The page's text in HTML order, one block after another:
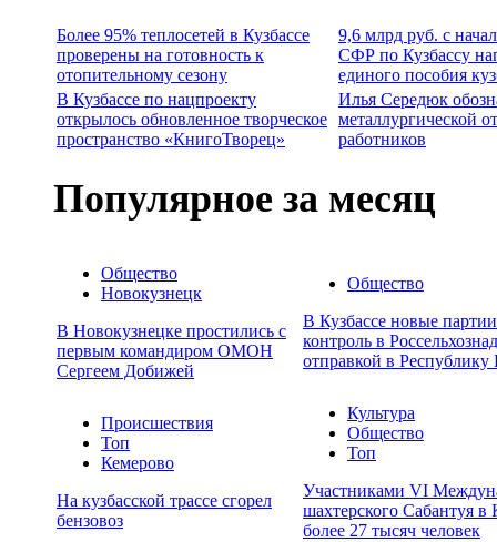
Более 95% теплосетей в Кузбассе
проверены на готовность к
отопительному сезону
9,6 млрд руб. с
СФР по Кузбассу
единого пособия
В Кузбассе по нацпроекту
открылось обновленное творческое
пространство «КнигоТворец»
Илья Середюк
металлургической
работников
Популярное за месяц
Общество
Новокузнецк
В Новокузнецке простились с
первым командиром ОМОН
Сергеем Добижей
Общество
В Кузбассе новые
контроль в
отправкой в Республику
Происшествия
Топ
Кемерово
На кузбасской трассе сгорел
бензовоз
Культура
Общество
Топ
Участниками VI
шахтерского Сабантуя в
более 27 тысяч человек